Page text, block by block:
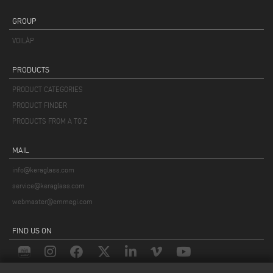
GROUP
VOILÀP
PRODUCTS
PRODUCT CATEGORIES
PRODUCT FINDER
PRODUCTS FROM A TO Z
MAIL
info@keraglass.com
service@keraglass.com
webmaster@emmegi.com
FIND US ON